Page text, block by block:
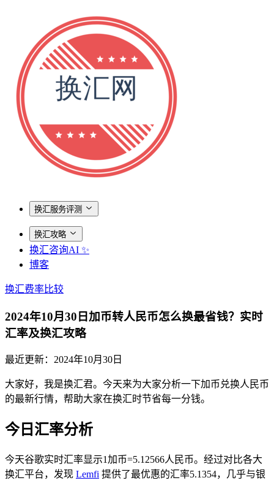
换汇服务评测
换汇攻略
换汇咨询AI ✨
博客
换汇费率比较
2024年10月30日加币转人民币怎么换最省钱？实时
汇率及换汇攻略
最近更新： 2024年10月30日
大家好，我是换汇君。今天来为大家分析一下加币兑换人民币
的最新行情，帮助大家在换汇时节省每一分钱。
今日汇率分析
今天谷歌实时汇率显示1加币=5.12566人民币。经过对比各大
换汇平台，发现 Lemfi 提供了最优惠的汇率5.1354，几乎与银